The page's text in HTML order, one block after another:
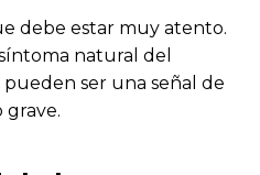
debe estar muy atento.
natural del
ser una señal de
grave.